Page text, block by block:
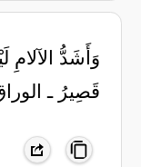
‏وَأَشَدُّ
قَصِيرُ ـ